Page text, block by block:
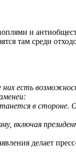
и
там среди
есть
в
включая
делает